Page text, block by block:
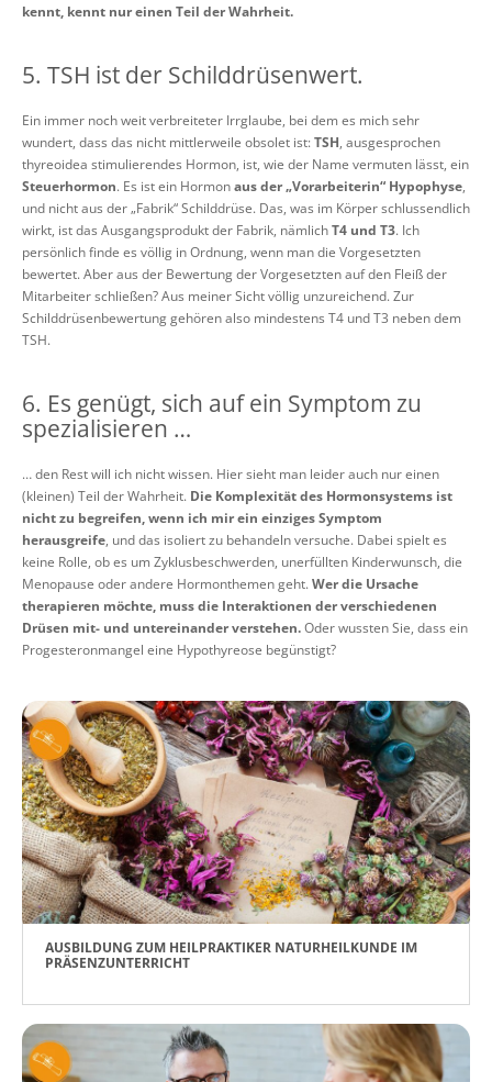
kennt, kennt nur einen Teil der Wahrheit.
5. TSH ist der Schilddrüsenwert.
Ein immer noch weit verbreiteter Irrglaube, bei dem es mich sehr
wundert, dass das nicht mittlerweile obsolet ist:TSH, ausgesprochen
thyreoidea stimulierendes Hormon, ist, wie der Name vermuten lässt, ein
Steuerhormon. Es ist ein Hormonaus der „Vorarbeiterin“ Hypophyse,
und nicht aus der „Fabrik“ Schilddrüse. Das, was im Körper schlussendlich
wirkt, ist das Ausgangsprodukt der Fabrik, nämlichT4 und T3. Ich
persönlich finde es völlig in Ordnung, wenn man die Vorgesetzten
bewertet. Aber aus der Bewertung der Vorgesetzten auf den Fleiß der
Mitarbeiter schließen? Aus meiner Sicht völlig unzureichend. Zur
Schilddrüsenbewertung gehören also mindestens T4 und T3 neben dem
TSH.
6. Es genügt, sich auf ein Symptom zu
spezialisieren …
… den Rest will ich nicht wissen. Hier sieht man leider auch nur einen
(kleinen) Teil der Wahrheit. Die Komplexität des Hormonsystems ist
nicht zu begreifen, wenn ich mir ein einziges Symptom
herausgreife, und das isoliert zu behandeln versuche. Dabei spielt es
keine Rolle, ob es um Zyklusbeschwerden, unerfüllten Kinderwunsch, die
Menopause oder andere Hormonthemen geht.Wer die Ursache
therapieren möchte, muss die Interaktionen der verschiedenen
Drüsen mit- und untereinander verstehen.Oder wussten Sie, dass ein
Progesteronmangel eine Hypothyreose begünstigt?
AUSBILDUNG ZUM HEILPRAKTIKER NATURHEILKUNDE IM
PRÄSENZUNTERRICHT